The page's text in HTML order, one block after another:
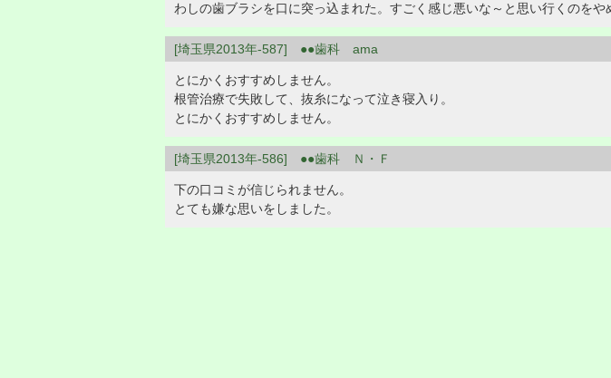
わしの歯ブラシを口に突っ込まれた。すごく感じ悪いな～と思い行くのをや
[埼玉県2013年-587] ●●歯科 ama
とにかくおすすめしません。
根管治療で失敗して、抜糸になって泣き寝入り。
とにかくおすすめしません。
[埼玉県2013年-586] ●●歯科 Ｎ・Ｆ
下の口コミが信じられません。
とても嫌な思いをしました。